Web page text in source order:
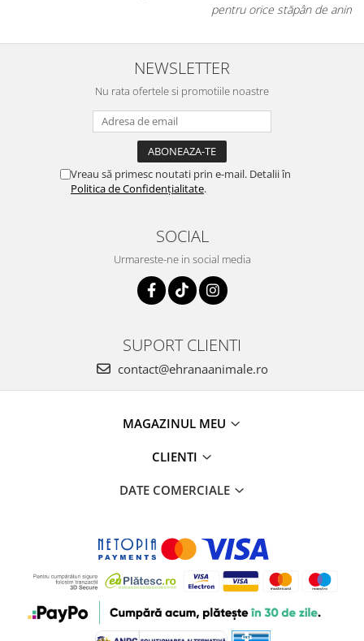
pentru orice stăpân de animale.
NEWSLETTER
Nu rata ofertele si promotiile noastre
Vreau să primesc noutati prin e-mail. Detalii în
Politica de Confidențialitate.
SOCIAL
Urmareste-ne in social media
SUPORT CLIENTI
contact@ehranaanimale.ro
MAGAZINUL MEU
CLIENTI
DATE COMERCIALE